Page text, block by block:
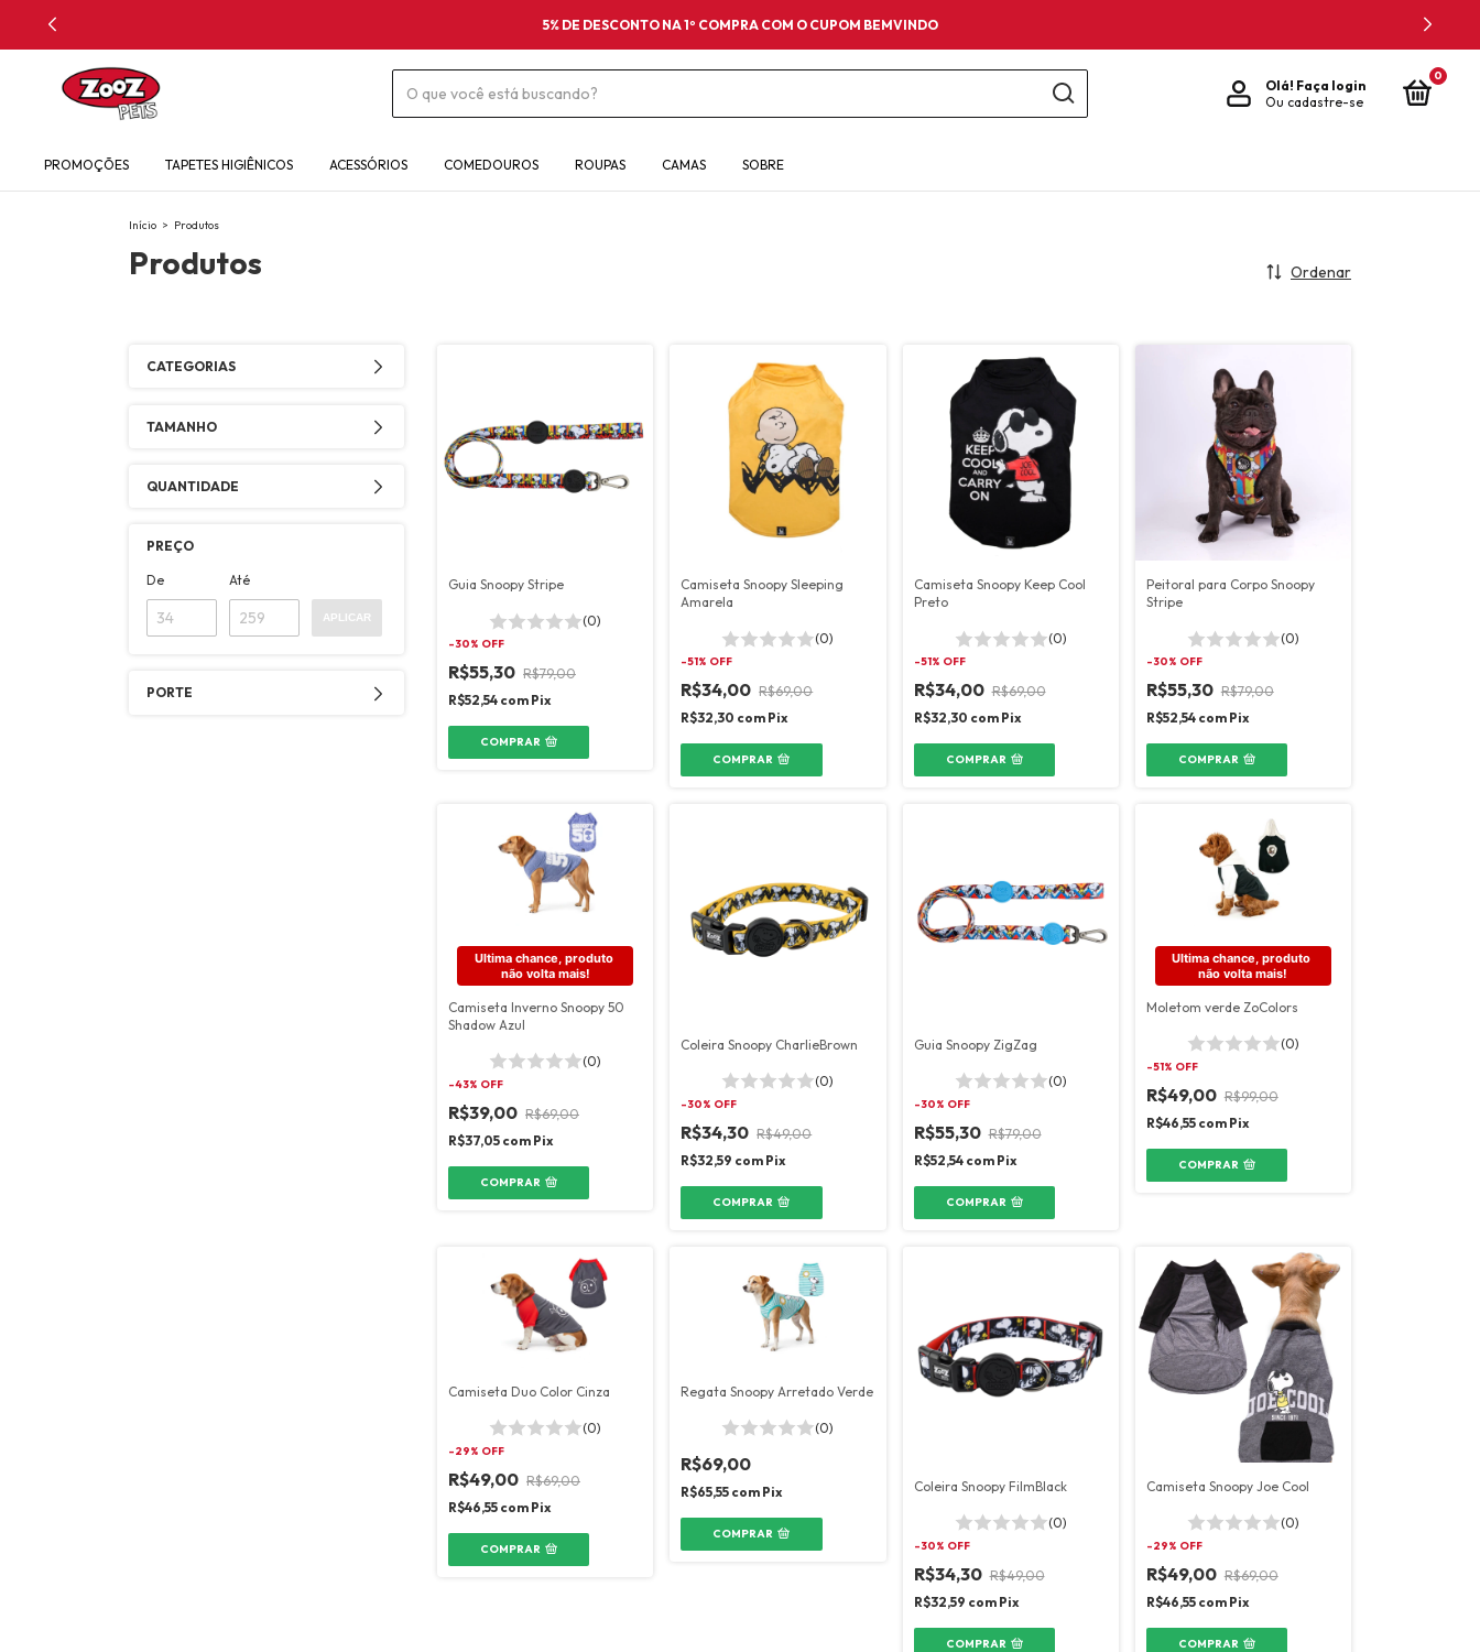
5% DE DESCONTO NA 1º COMPRA COM O CUPOM BEMVINDO
Olá! Faça login
Ou cadastre-se
0
PROMOÇÕES TAPETES HIGIÊNICOS ACESSÓRIOS COMEDOUROS ROUPAS CAMAS SOBRE
Início > Produtos
Produtos Ordenar
CATEGORIAS
TAMANHO
QUANTIDADE
PREÇO
De Até
APLICAR
PORTE
Guia Snoopy Stripe
(0)
-30% OFF
R$55,30 R$79,00
R$52,54 com Pix
COMPRAR
Camiseta Snoopy Sleeping
Amarela
(0)
-51% OFF
R$34,00 R$69,00
R$32,30 com Pix
COMPRAR
Camiseta Snoopy Keep Cool
Preto
(0)
-51% OFF
R$34,00 R$69,00
R$32,30 com Pix
COMPRAR
Peitoral para Corpo Snoopy
Stripe
(0)
-30% OFF
R$55,30 R$79,00
R$52,54 com Pix
COMPRAR
Ultima chance, produto
não volta mais!
Camiseta Inverno Snoopy 50
Shadow Azul
(0)
-43% OFF
R$39,00 R$69,00
R$37,05 com Pix
COMPRAR
Coleira Snoopy CharlieBrown
(0)
-30% OFF
R$34,30 R$49,00
R$32,59 com Pix
COMPRAR
Guia Snoopy ZigZag
(0)
-30% OFF
R$55,30 R$79,00
R$52,54 com Pix
COMPRAR
Ultima chance, produto
não volta mais!
Moletom verde ZoColors
(0)
-51% OFF
R$49,00 R$99,00
R$46,55 com Pix
COMPRAR
Camiseta Duo Color Cinza
(0)
-29% OFF
R$49,00 R$69,00
R$46,55 com Pix
COMPRAR
Regata Snoopy Arretado Verde
(0)
R$69,00
R$65,55 com Pix
COMPRAR
Coleira Snoopy FilmBlack
(0)
-30% OFF
R$34,30 R$49,00
R$32,59 com Pix
COMPRAR
Camiseta Snoopy Joe Cool
(0)
-29% OFF
R$49,00 R$69,00
R$46,55 com Pix
COMPRAR